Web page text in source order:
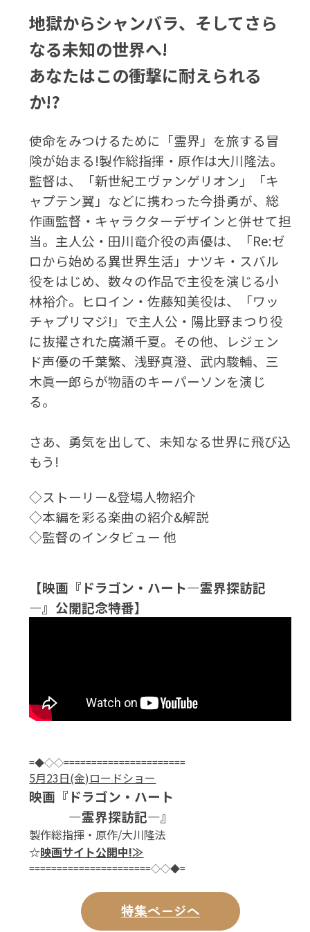
地獄からシャンバラ、そしてさら
なる未知の世界へ!
あなたはこの衝撃に耐えられる
か!?
使命をみつけるために「霊界」を旅する冒
険が始まる!製作総指揮・原作は大川隆法。
監督は、「新世紀エヴァンゲリオン」「キ
ャプテン翼」などに携わった今掛勇が、総
作画監督・キャラクターデザインと併せて担
当。主人公・田川竜介役の声優は、「Re:ゼ
ロから始める異世界生活」ナツキ・スバル
役をはじめ、数々の作品で主役を演じる小
林裕介。ヒロイン・佐藤知美役は、「ワッ
チャプリマジ!」で主人公・陽比野まつり役
に抜擢された廣瀬千夏。その他、レジェン
ド声優の千葉繁、浅野真澄、武内駿輔、三
木眞一郎らが物語のキーパーソンを演じ
る。
さあ、勇気を出して、未知なる世界に飛び込
もう!
◇ストーリー&登場人物紹介
◇本編を彩る楽曲の紹介&解説
◇監督のインタビュー 他
【映画『ドラゴン・ハート―霊界探訪記
―』公開記念特番】
=◆◇◇======================
5月23日(金)ロードショー
映画『ドラゴン・ハート
―霊界探訪記―』
製作総指揮・原作/大川隆法
☆映画サイト公開中!≫
======================◇◇◆=
特集ページへ